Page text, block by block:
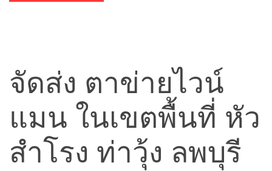
จัดส่ง ตาข่ายไวน์
แมน ในเขตพื้นที่ หัว
สำโรง ท่าวุ้ง ลพบุรี